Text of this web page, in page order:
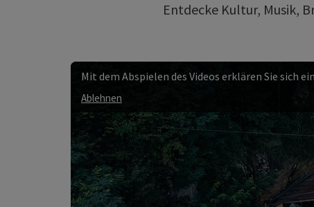
Entdecke Kultur, Musik,
Mit dem Abspielen des Videos erklären Sie sich
Ablehnen